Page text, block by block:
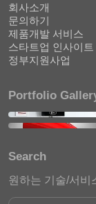
회사소개
문의하기
제품개발 서비스
스타트업 인사이트
정부지원사업
Portfolio
Search
원하는 기술/서비